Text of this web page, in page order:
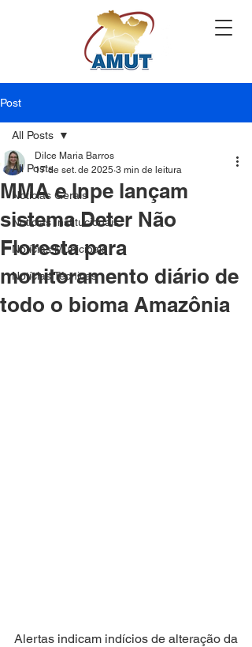
Post
All Posts
Notícias Gerais
Notícias Institucionais
Notícias Municipais
Notícias Técnicas
All Posts
MMA e Inpe lançam
sistema Deter Não
Floresta para
monitoramento diário de
todo o bioma Amazônia
Dilce Maria Barros
17 de set. de 2025 3 min de leitura
Alertas indicam indícios de alteração da